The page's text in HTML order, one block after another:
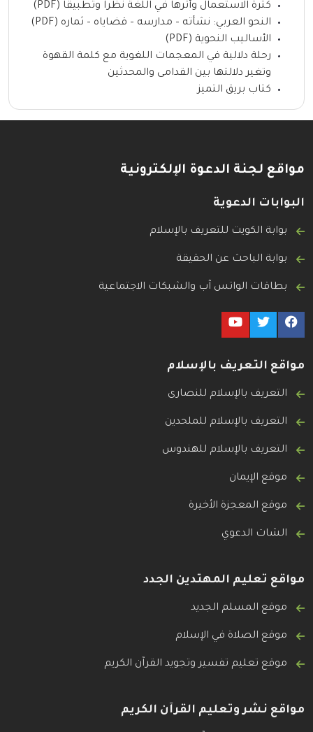
كثرة الاستعمال وأثرها في اللغة نظرا وتطبيقا (PDF)
النحو العربي: نشأته – مدارسه – قضاياه – ثماره (PDF)
الأساليب النحوية (PDF)
رحلة دلالية في المعجمات اللغوية مع كلمة القهوة
وتغير دلالتها بين القدامى والمحدثين
كتاب بريق التميز
مواقع لجنة الدعوة الإلكترونية
البوابات الدعوية
بوابة الكويت للتعريف بالإسلام
بوابة الباحث عن الحقيقة
بطاقات الواتس آب والشبكات الاجتماعية
مواقع التعريف بالإسلام
التعريف بالإسلام للنصارى
التعريف بالإسلام للملحدين
التعريف بالإسلام للهندوس
موقع الإيمان
موقع المعجزة الأخيرة
الشات الدعوي
مواقع تعليم المهتدين الجدد
موقع المسلم الجديد
موقع الصلاة في الإسلام
موقع تعليم تفسير وتجويد القرآن الكريم
مواقع نشر وتعليم القرآن الكريم